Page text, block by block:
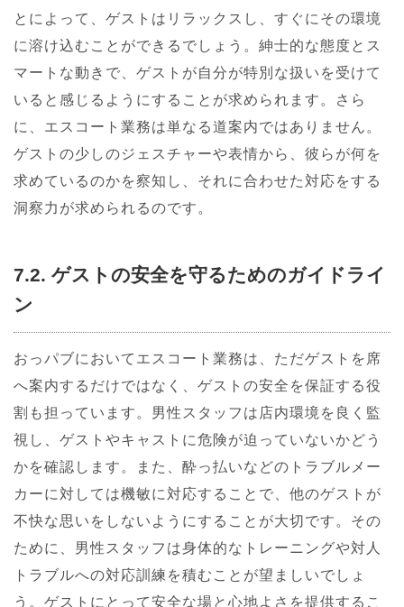
とによって、ゲストはリラックスし、すぐにその環境
に溶け込むことができるでしょう。紳士的な態度とス
マートな動きで、ゲストが自分が特別な扱いを受けて
いると感じるようにすることが求められます。さら
に、エスコート業務は単なる道案内ではありません。
ゲストの少しのジェスチャーや表情から、彼らが何を
求めているのかを察知し、それに合わせた対応をする
洞察力が求められるのです。
7.2. ゲストの安全を守るためのガイドライ
ン
おっパブにおいてエスコート業務は、ただゲストを席
へ案内するだけではなく、ゲストの安全を保証する役
割も担っています。男性スタッフは店内環境を良く監
視し、ゲストやキャストに危険が迫っていないかどう
かを確認します。また、酔っ払いなどのトラブルメー
カーに対しては機敏に対応することで、他のゲストが
不快な思いをしないようにすることが大切です。その
ために、男性スタッフは身体的なトレーニングや対人
トラブルへの対応訓練を積むことが望ましいでしょ
う。ゲストにとって安全な場と心地よさを提供するこ